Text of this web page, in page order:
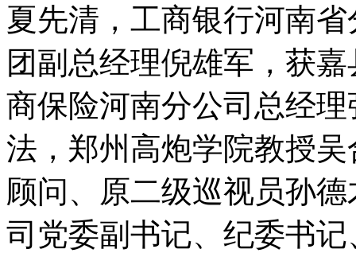
夏先清，工商银行河南
团副总经理倪雄军，获
商保险河南分公司总经
法，郑州高炮学院教授
顾问、原二级巡视员孙
司党委副书记、纪委书